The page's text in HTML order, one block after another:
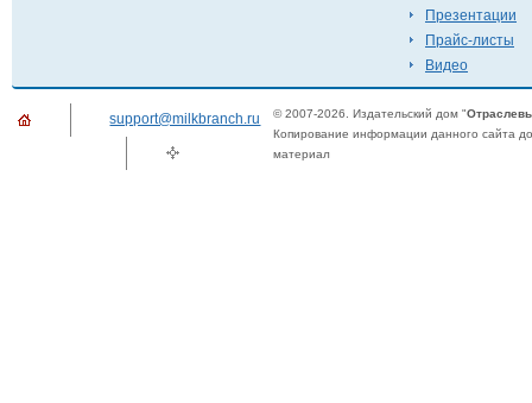
Презентации
Прайс-листы
Видео
support@milkbranch.ru © 2007-2026. Издательский дом "
Копирование информации данного сайта
материал